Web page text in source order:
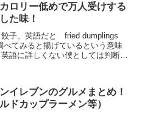
ロリー低めで万人受けする
た味！
餃子、英語だと fried dumplings
てみると揚げているという意味
語に詳しくない僕としては判断が
イレブンのグルメまとめ！
ルドカップラーメン等）